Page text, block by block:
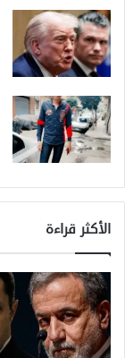
الأكثر قراءة